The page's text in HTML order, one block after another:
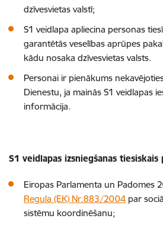
dzīvesvietas valstī;
S1 veidlapa apliecina personas
garantētās veselības aprūpes
kādu nosaka dzīvesvietas valsts.
Personai ir pienākums
Dienestu, ja mainās S1 veidlapas
informācija.
S1 veidlapas izsniegšanas tiesiskais
Eiropas Parlamenta un Padomes
Regula (EK) Nr.883/2004 par
sistēmu koordinēšanu;